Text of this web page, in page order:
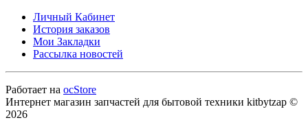
Личный Кабинет
История заказов
Мои Закладки
Рассылка новостей
Работает на ocStore
Интернет магазин запчастей для бытовой техники kitbytzap ©
2026